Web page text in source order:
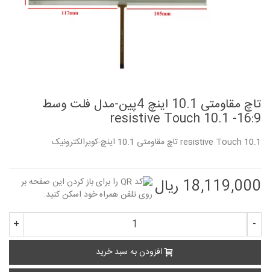
تاچ مقاومتی 10.1 اینچ 4پین-مدل فلت وسط
resistive Touch 10.1 -16:9
resistive Touch 10.1 تاچ مقاومتی 10.1 اینچ-کویرالکترونیک
18,119,000 ریال
-
+
افزودن به سبد خرید